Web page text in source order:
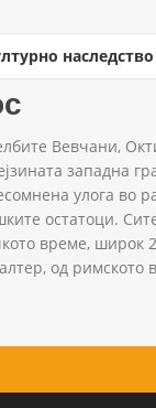
наследство
Вевчани,
западна
улога во
остатоци.
време,
од римското